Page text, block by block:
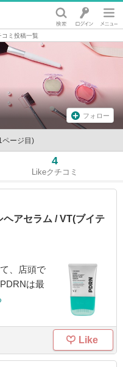
コミ投稿一覧
フォロー
ページ目)
4
Likeクチコミ
アセラム / VT(ブイテ
、店頭で
は最
Like